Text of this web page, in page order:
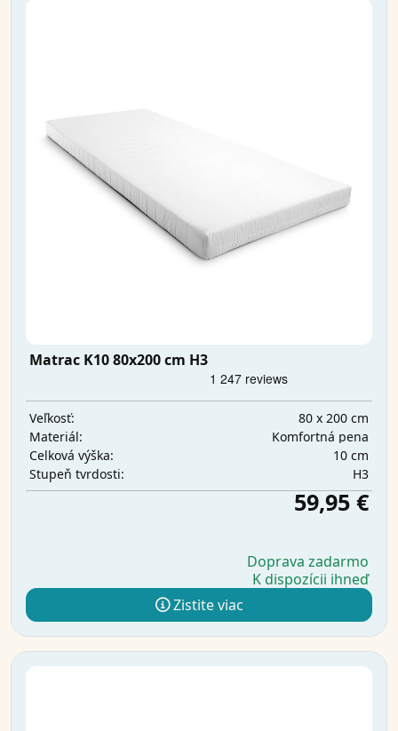
Matrac K10 80x200 cm H3
Veľkosť:
80 x 200 cm
Materiál:
Komfortná pena
Celková výška:
10 cm
Stupeň tvrdosti:
H3
59,95 €
Doprava zadarmo
K dispozícii ihneď
Zistite viac